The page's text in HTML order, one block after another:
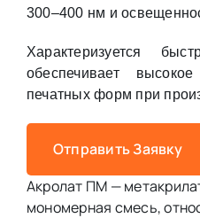
300–400 нм и
Характеризуется
обеспечивает
печатных форм при
Отправить Заявку
Акролат ПМ —
мономерная смесь,